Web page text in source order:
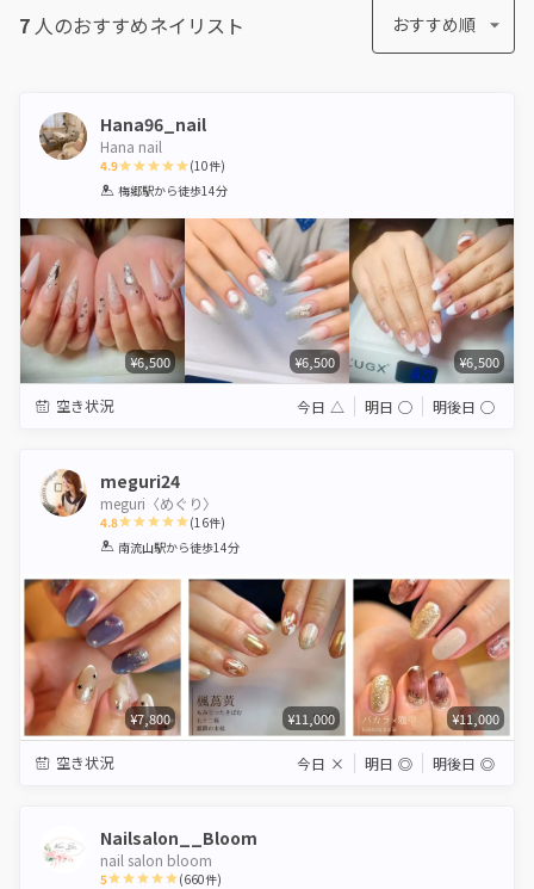
7 人のおすすめネイリスト おすすめ順
Hana96_nail
Hana nail
4.9
1 2 3 4 5
(10件)
梅郷駅から徒歩14分
¥6,500 ¥6,500 ¥6,500
空き状況 今日 △ 明日 ◯ 明後日 ◯
meguri24
meguri〈めぐり〉
4.8
1 2 3 4 5
(16件)
南流山駅から徒歩14分
¥7,800 ¥11,000 ¥11,000
空き状況 今日 × 明日 ◎ 明後日 ◎
Nailsalon__Bloom
nail salon bloom
5 (660件)